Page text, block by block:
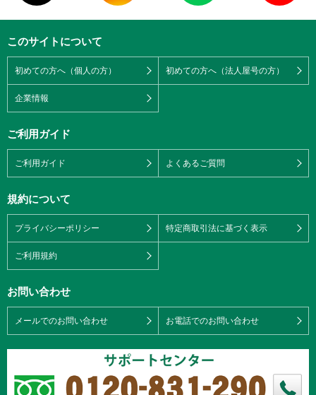
このサイトについて
初めての方へ（個人の方） 初めての方へ（法人屋号の方）
企業情報
ご利用ガイド
ご利用ガイド よくあるご質問
規約について
プライバシーポリシー 特定商取引法に基づく表示
ご利用規約
お問い合わせ
メールでのお問い合わせ お電話でのお問い合わせ